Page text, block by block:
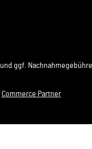
und ggf.
Commerce Partner